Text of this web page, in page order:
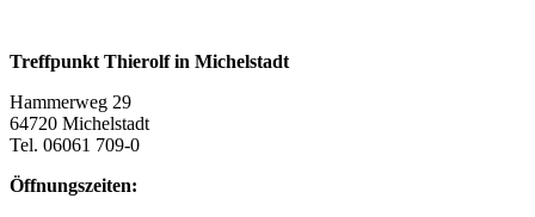
Treffpunkt Thierolf in Michelstadt
Hammerweg 29
64720 Michelstadt
Tel. 06061 709-0
Öffnungszeiten: